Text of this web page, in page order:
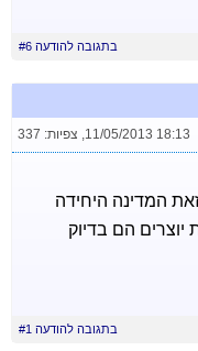
בתגובה להודעה #6
11/05/2013 18:13
, צפיות: 337
המדינה היחידה
הם בדיוק
בתגובה להודעה #1